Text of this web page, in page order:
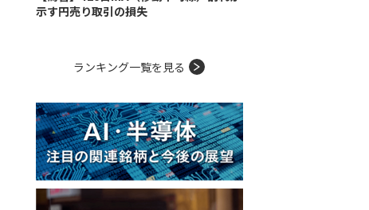
示す円売り取引の損失
ランキング一覧を見る